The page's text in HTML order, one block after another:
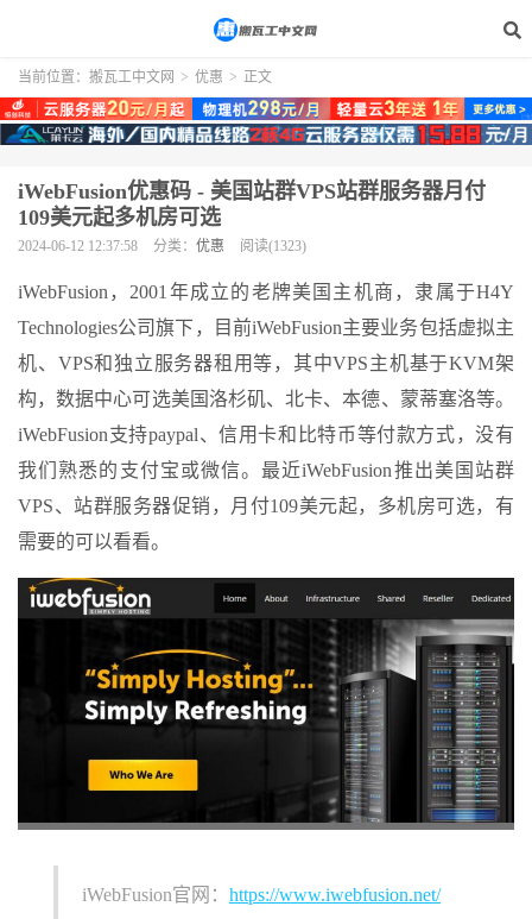
当前位置： 搬瓦工中文网 > 优惠 > 正文
iWebFusion优惠码 - 美国站群VPS站群服务器月付
109美元起多机房可选
2024-06-12 12:37:58 分类： 优惠 阅读(1323)
iWebFusion，2001年成立的老牌美国主机商，隶属于H4Y
Technologies公司旗下，目前iWebFusion主要业务包括虚拟主
机、VPS和独立服务器租用等，其中VPS主机基于KVM架
构，数据中心可选美国洛杉矶、北卡、本德、蒙蒂塞洛等。
iWebFusion支持paypal、信用卡和比特币等付款方式，没有
我们熟悉的支付宝或微信。最近iWebFusion推出美国站群
VPS、站群服务器促销，月付109美元起，多机房可选，有
需要的可以看看。
iWebFusion官网： https://www.iwebfusion.net/